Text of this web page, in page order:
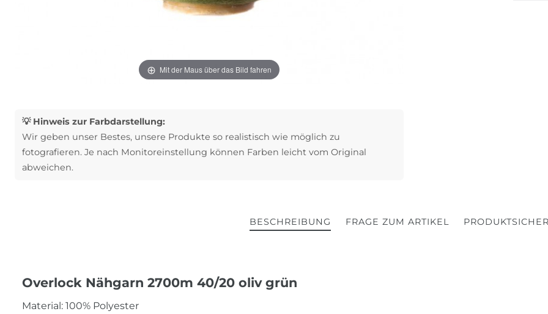
Mit der Maus über das Bild fahren
💡 Hinweis zur Farbdarstellung:
Wir geben unser Bestes, unsere Produkte so realistisch wie möglich zu
fotografieren. Je nach Monitoreinstellung können Farben leicht vom Original
abweichen.
BESCHREIBUNG FRAGE ZUM ARTIKEL
Overlock Nähgarn 2700m 40/20 oliv grün
Material: 100% Polyester